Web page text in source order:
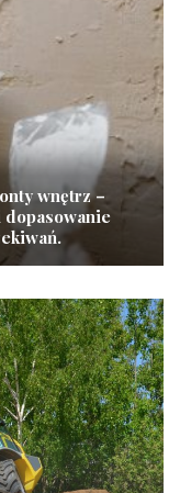
wnętrz –
dopasowanie